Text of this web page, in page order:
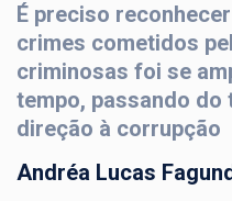
É preciso
crimes cometidos
criminosas foi se
tempo, passando
direção à corrupção
Andréa Lucas